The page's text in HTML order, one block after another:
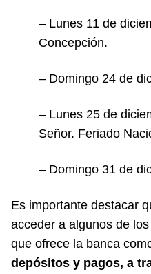
– Lunes 11 de
Concepción.
– Domingo 24 de
– Lunes 25 de
Señor. Feriado
– Domingo 31 de
Es importante destacar
acceder a algunos de
que ofrece la banca
depósitos y pagos, a